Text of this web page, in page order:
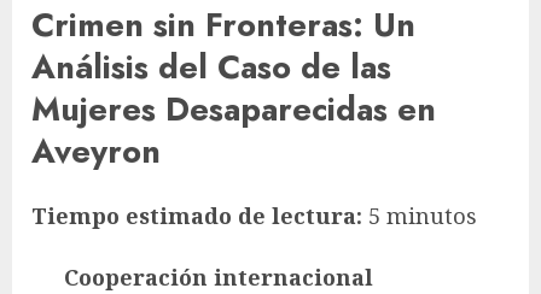
Crimen sin Fronteras: Un
Análisis del Caso de las
Mujeres Desaparecidas en
Aveyron
Tiempo estimado de lectura: 5 minutos
Cooperación internacional